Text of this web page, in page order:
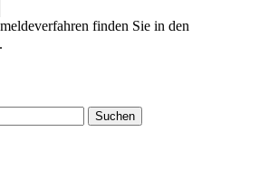
finden Sie in den
.